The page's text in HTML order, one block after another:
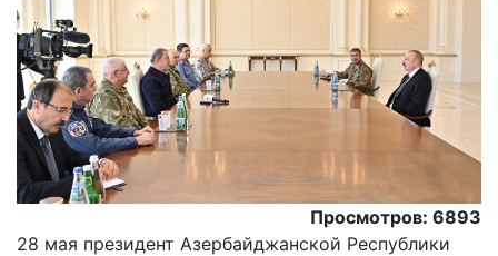
Просмотров: 6893
28 мая президент Азербайджанской Республики